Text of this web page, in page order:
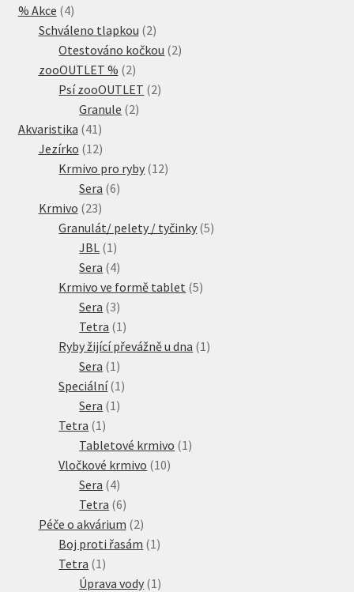
% Akce 44
produkty
Schváleno tlapkou 22
produkty
Otestováno kočkou 22
zooOUTLET % 22
produkty
Psí zooOUTLET 22
Granule 22
Akvaristika 41 41
produktů
Jezírko 1212
produktů
Krmivo pro ryby 1212
Sera 66
Krmivo 2323
produktů
Granulát/ pelety / tyčinky 55
JBL 1 1
produkt
Sera 44
produkty
Krmivo ve formě tablet 55
Sera 33
produkty
Tetra 1 1
produkt
Ryby žijící převážně u dna 1 1
Sera 1 1
produkt
Speciální 1 1
Sera 1 1
Tetra 1 1
produkt
Tabletové krmivo 1 1
Vločkové krmivo 1010
Sera 44
produkty
Tetra 66
produktů
Péče o akvárium 22
produkty
Boj proti řasám 1 1
Tetra 1 1
produkt
Úprava vody 1 1